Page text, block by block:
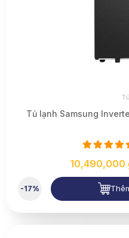
Tủ lạnh Samsung
10,490,000
-17%